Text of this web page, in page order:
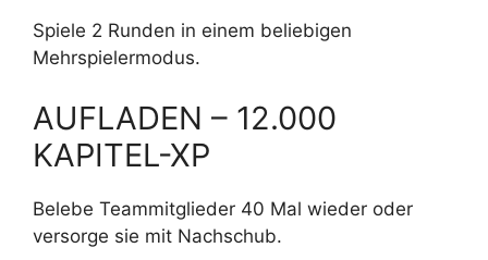
Spiele 2 Runden in einem beliebigen
Mehrspielermodus.
AUFLADEN – 12.000
KAPITEL-XP
Belebe Teammitglieder 40 Mal wieder oder
versorge sie mit Nachschub.